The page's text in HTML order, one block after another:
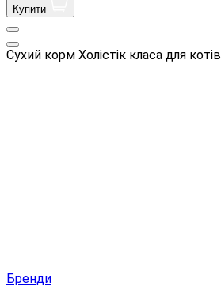
Купити
Сухий корм Холістік класа для котів
Бренди